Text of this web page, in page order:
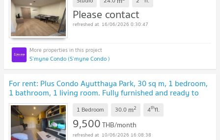
Please contact
16/06/2026 0:30:47
S’myne Condo (S’myne Condo )
For rent: Plus Condo Ayutthaya Park, 30 sq m, 1 bedroom,
1 bathroom, 1 living room. Fully furnished and ready to
move in.
1 Bedroom 30.0 m2 4thfl.
9,500THB/month
10/06/2026 16:08:38